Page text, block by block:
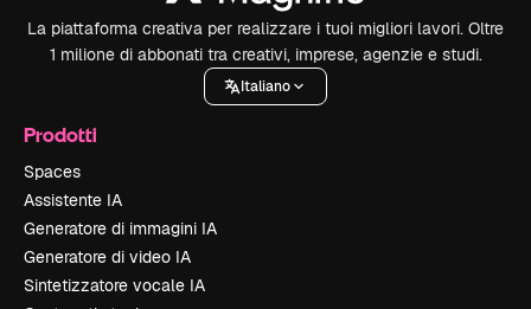
La piattaforma creativa per realizzare i tuoi migliori lavori. Oltre
1 milione di abbonati tra creativi, imprese, agenzie e studi.
Italiano
Prodotti
Spaces
Assistente IA
Generatore di immagini IA
Generatore di video IA
Sintetizzatore vocale IA